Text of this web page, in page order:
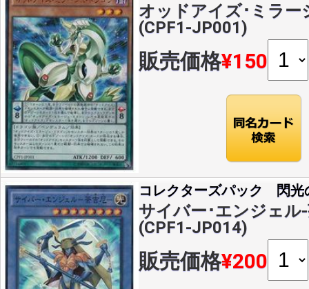
オッドアイズ･ミラー
(CPF1-JP001)
販売価格¥150
コレクターズパック 閃光
サイバー･エンジェル
(CPF1-JP014)
販売価格¥200